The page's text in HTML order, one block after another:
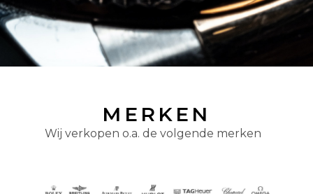
MERKEN
Wij verkopen o.a. de volgende merken